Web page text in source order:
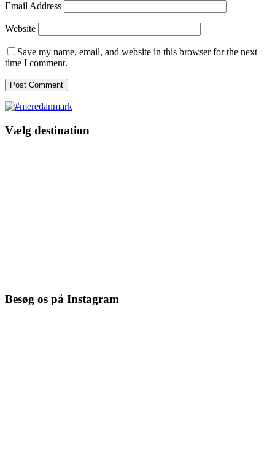
Email Address
Website
Save my name, email, and website in this browser for the next
time I comment.
Vælg destination
Besøg os på Instagram